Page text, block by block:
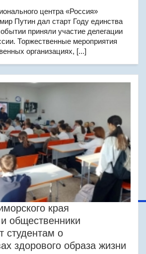
центра «Россия»
Путин дал старт Году единства
приняли участие делегации
Торжественные мероприятия
организациях, [...]
края
общественники
студентам о
здорового образа жизни